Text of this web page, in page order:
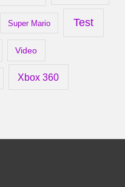
Super Mario Test
Video
Xbox 360